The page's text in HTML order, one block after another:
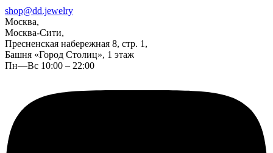
shop@dd.jewelry
Москва,
Москва-Сити,
Пресненская набережная 8, стр. 1,
Башня «Город Столиц», 1 этаж
Пн—Вс 10:00 – 22:00